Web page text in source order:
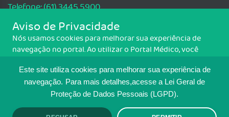
Este site utiliza cookies para melhorar sua experiência de
navegação. Para mais detalhes,acesse a Lei Geral de
Proteção de Dados Pessoais (LGPD).
Telefone: (61) 3445 5900
Email: cfm@portalmedico.org.br
SGAS 616, Conjunto D, Lote 115, L2 Sul, Brasília/DF - CEP: 70200-760 -
CNPJ: 33.583.550/0001-30
MAPA DO SITE
TRANSPARÊNCIA E PRESTAÇÃO DE
Aviso de Privacidade
Nós usamos cookies para melhorar sua experiência de
navegação no portal. Ao utilizar o Portal Médico, você
Para ter mais informações sobre como isso é feito, acesse
Política de cookies. Se você concorda, clique em ACEITO.